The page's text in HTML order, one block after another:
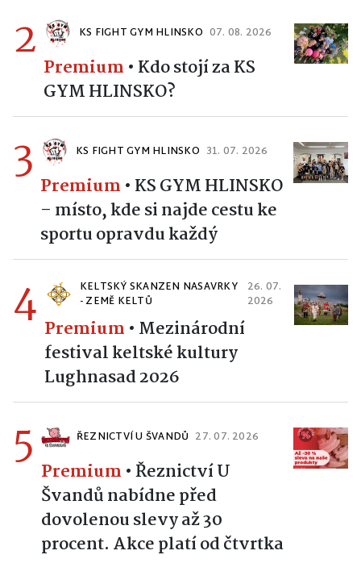
2 KS FIGHT GYM HLINSKO 07. 08. 2026
Premium • Kdo stojí za KS
GYM HLINSKO?
3 KS FIGHT GYM HLINSKO 31. 07. 2026
Premium • KS GYM HLINSKO
– místo, kde si najde cestu ke
sportu opravdu každý
4
KELTSKÝ SKANZEN NASAVRKY
- ZEMĚ KELTŮ
26. 07.
2026
Premium • Mezinárodní
festival keltské kultury
Lughnasad 2026
5 ŘEZNICTVÍ U ŠVANDŮ 27. 07. 2026
Premium •Řeznictví U
Švandů nabídne před
dovolenou slevy až 30
procent. Akce platí od čtvrtka